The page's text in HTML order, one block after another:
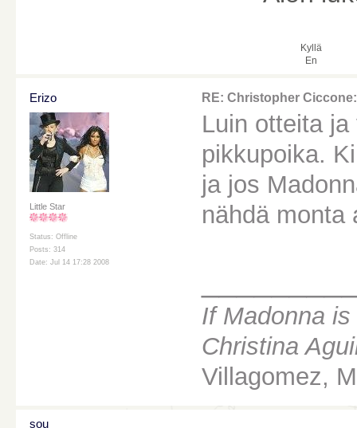
Kyllä
En
Erizo
Little Star
Status: Offline
Posts: 314
Date: Jul 14 17:28 2008
RE: Christopher
Luin otteita
pikkupoika.
ja jos
nähdä monta
If Madonna
Christina
Villagomez,
sou